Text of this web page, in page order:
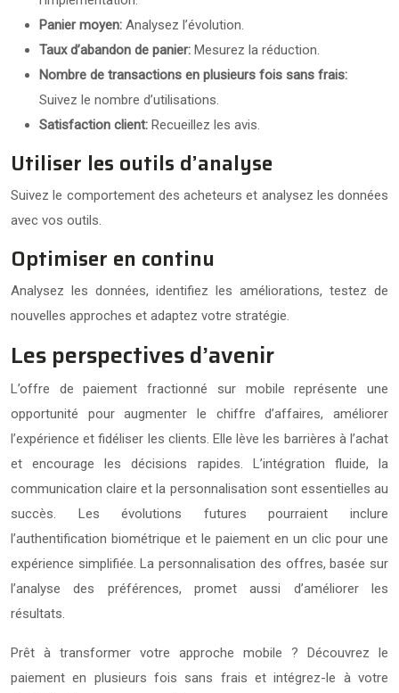
Panier moyen: Analysez l’évolution.
Taux d’abandon de panier: Mesurez la réduction.
Nombre de transactions en plusieurs fois sans frais:
Suivez le nombre d’utilisations.
Satisfaction client: Recueillez les avis.
Utiliser les outils d’analyse
Suivez le comportement des acheteurs et analysez les données
avec vos outils.
Optimiser en continu
Analysez les données, identifiez les améliorations, testez de
nouvelles approches et adaptez votre stratégie.
Les perspectives d’avenir
L’offre de paiement fractionné sur mobile représente une
opportunité pour augmenter le chiffre d’affaires, améliorer
l’expérience et fidéliser les clients. Elle lève les barrières à l’achat
et encourage les décisions rapides. L’intégration fluide, la
communication claire et la personnalisation sont essentielles au
succès. Les évolutions futures pourraient inclure
l’authentification biométrique et le paiement en un clic pour une
expérience simplifiée. La personnalisation des offres, basée sur
l’analyse des préférences, promet aussi d’améliorer les
résultats.
Prêt à transformer votre approche mobile ? Découvrez le
paiement en plusieurs fois sans frais et intégrez-le à votre